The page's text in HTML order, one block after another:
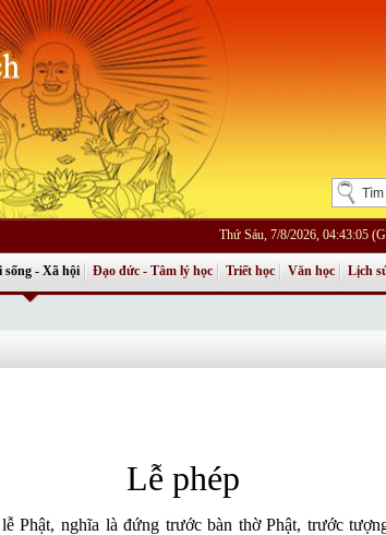
Thứ Sáu, 7/8/2026, 04:43:05
sống - Xã hội Đạo đức - Tâm lý học Triết học Văn học Lịch
Lễ phép
Phật, nghĩa là đứng trước bàn thờ Phật, trước